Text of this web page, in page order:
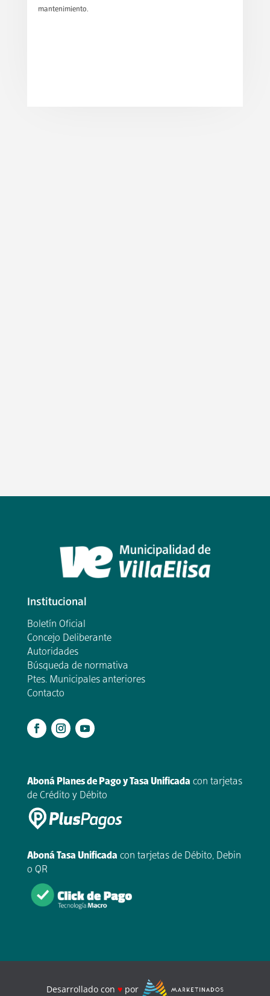
mantenimiento.
Institucional
Boletín Oficial
Concejo Deliberante
Autoridades
Búsqueda de normativa
Ptes. Municipales anteriores
Contacto
Aboná Planes de Pago y Tasa Unificada con tarjetas
de Crédito y Débito
Aboná Tasa Unificada con tarjetas de Débito, Debin
o QR
Desarrollado con ♥ por